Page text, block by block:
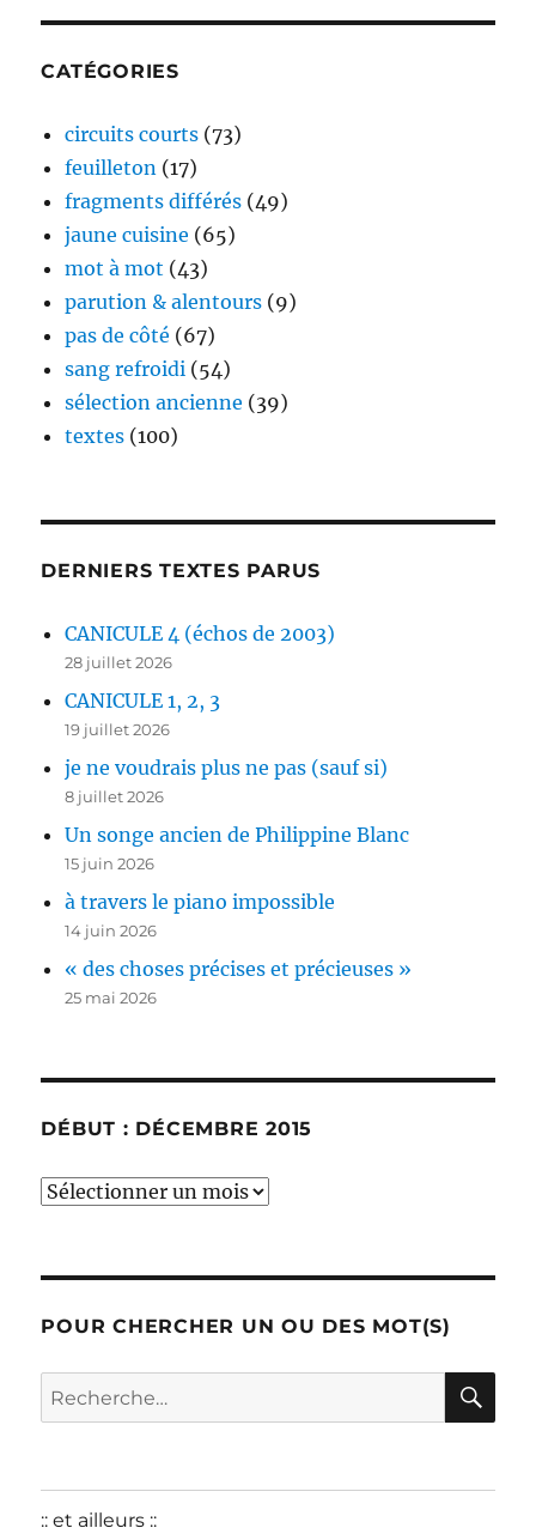
CATÉGORIES
circuits courts (73)
feuilleton (17)
fragments différés (49)
jaune cuisine (65)
mot à mot (43)
parution & alentours (9)
pas de côté (67)
sang refroidi (54)
sélection ancienne (39)
textes (100)
DERNIERS TEXTES PARUS
CANICULE 4 (échos de 2003)
28 juillet 2026
CANICULE 1, 2, 3
19 juillet 2026
je ne voudrais plus ne pas (sauf si)
8 juillet 2026
Un songe ancien de Philippine Blanc
15 juin 2026
à travers le piano impossible
14 juin 2026
« des choses précises et précieuses »
25 mai 2026
DÉBUT : DÉCEMBRE 2015
début
POUR CHERCHER UN OU DES MOT(S)
Recherche
pour :
:: et ailleurs ::